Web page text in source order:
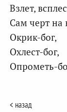
Взлет,
Сам черт на
Окрик-бог,
Охлест-бог,
Опрометь-
< назад